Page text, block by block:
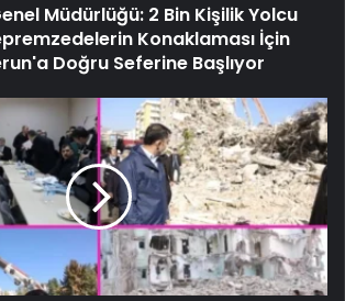
Müdürlüğü: 2 Bin Kişilik Yolcu
Konaklaması İçin
Doğru Seferine Başlıyor